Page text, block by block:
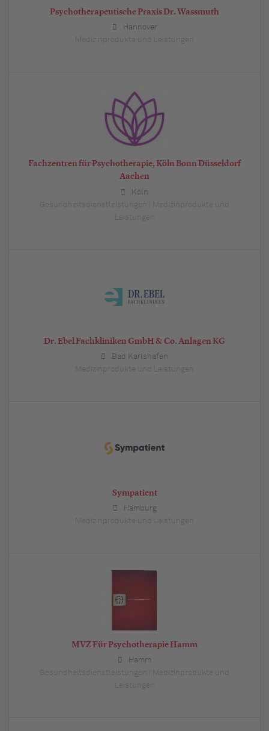
Psychotherapeutische Praxis Dr. Wassmuth
Hannover
Medizinprodukte und Leistungen
Fachzentren für Psychotherapie, Köln Bonn Düsseldorf
Aachen
Köln
Gesundheitsdienstleistungen | Medizinprodukte und
Leistungen
Dr. Ebel Fachkliniken GmbH & Co. Anlagen KG
Bad Karlshafen
Medizinprodukte und Leistungen
Sympatient
Hamburg
Medizinprodukte und Leistungen
MVZ Für Psychotherapie Hamm
Hamm
Gesundheitsdienstleistungen | Medizinprodukte und
Leistungen